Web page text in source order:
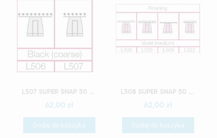
Szybki podgląd L507 SUPER SNAP 50 PCS BLACK MINI WYRÓB MEDYCZNY
62,00 zł
Dodaj do koszyka
Szybki podgląd L508 SUPER SNAP 50 PCS VIOLET WYRÓB MEDYCZNY
62,00 zł
Dodaj do koszyka